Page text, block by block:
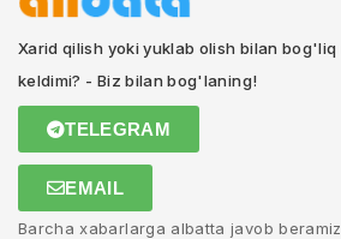
Xarid qilish yoki yuklab olish bilan bog'liq
keldimi? - Biz bilan bog'laning!
TELEGRAM
EMAIL
Barcha xabarlarga albatta javob